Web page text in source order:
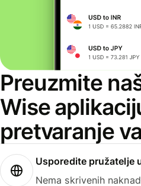
Preuzmite
Wise
pretvaranje
Usporedite pružatelje
Nema skrivenih